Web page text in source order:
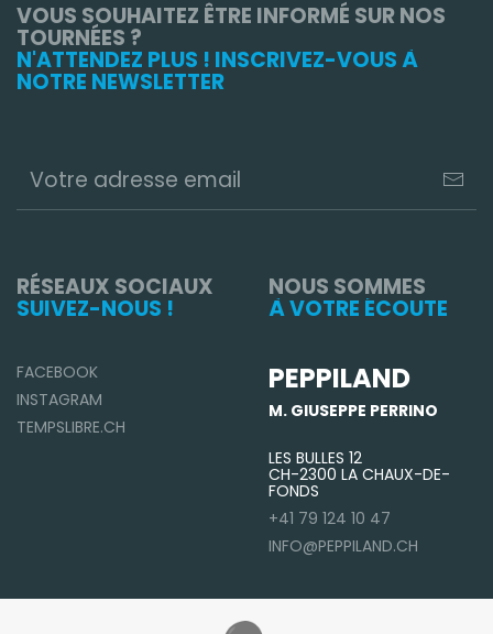
VOUS SOUHAITEZ ÊTRE INFORMÉ SUR NOS
TOURNÉES ?
N'ATTENDEZ PLUS ! INSCRIVEZ-VOUS À
NOTRE NEWSLETTER
RÉSEAUX SOCIAUX
SUIVEZ-NOUS !
FACEBOOK
INSTAGRAM
TEMPSLIBRE.CH
NOUS SOMMES
À VOTRE ÉCOUTE
PEPPILAND
M. GIUSEPPE PERRINO
LES BULLES 12
CH-2300 LA CHAUX-DE-
FONDS
+41 79 124 10 47
INFO@PEPPILAND.CH